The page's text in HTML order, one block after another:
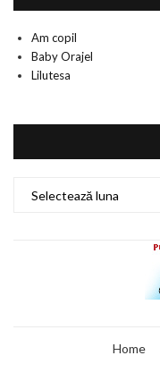
Am copil
Baby Orajel
Lilutesa
Home